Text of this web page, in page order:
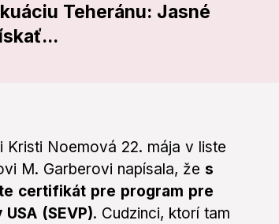
Teheránu: Jasné
Kristi Noemová 22. mája v liste
M. Garberovi napísala, že s
certifikát pre program pre
(SEVP). Cudzinci, ktorí tam